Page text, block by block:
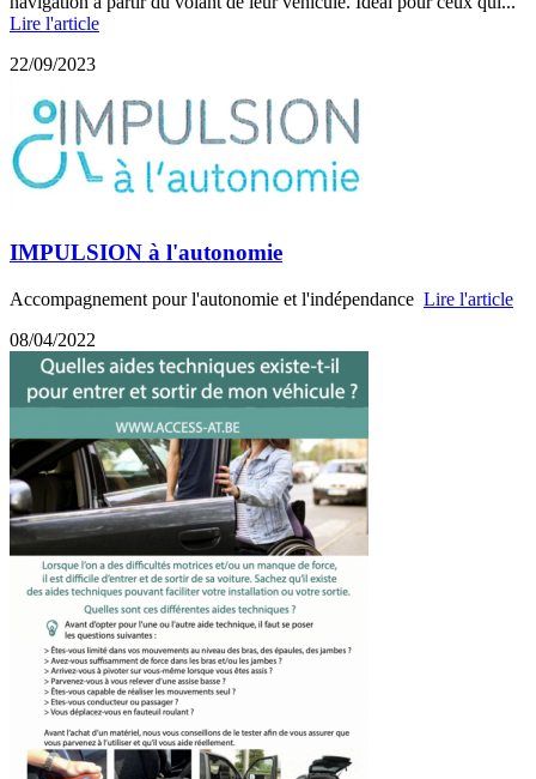
Lire l'article
22/09/2023
IMPULSION à l'autonomie
Accompagnement pour l'autonomie et l'indépendance Lire l'article
08/04/2022